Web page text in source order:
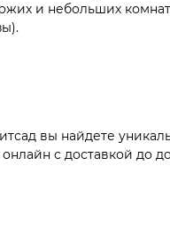
и небольших
вы найдете
с доставкой до